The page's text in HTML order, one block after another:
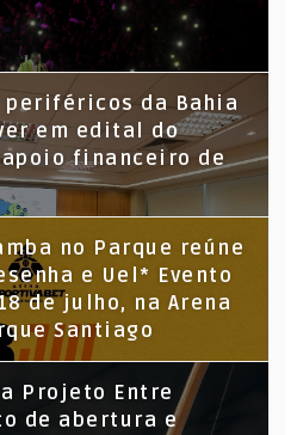
periféricos da Bahia
em edital do
apoio financeiro de
no Parque reúne
e Uel* Evento
de julho, na Arena
Santiago
Projeto Entre
de abertura e